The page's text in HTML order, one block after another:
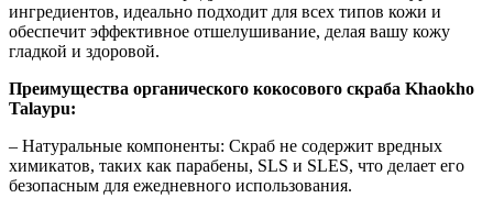
ингредиентов, идеально подходит для всех типов кожи и
обеспечит эффективное отшелушивание, делая вашу кожу
гладкой и здоровой.
Преимущества органического кокосового скраба Khaokho
Talaypu:
– Натуральные компоненты: Скраб не содержит вредных
химикатов, таких как парабены, SLS и SLES, что делает его
безопасным для ежедневного использования.